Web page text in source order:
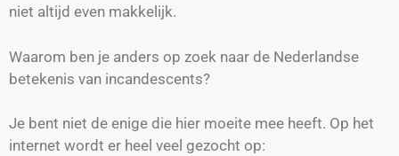
niet altijd even makkelijk.
Waarom ben je anders op zoek naar de Nederlandse
betekenis van incandescents?
Je bent niet de enige die hier moeite mee heeft. Op het
internet wordt er heel veel gezocht op: